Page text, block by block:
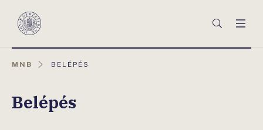
Magyar
Keresés
MNB
AKTUÁLIS
BELÉPÉS
Belépés